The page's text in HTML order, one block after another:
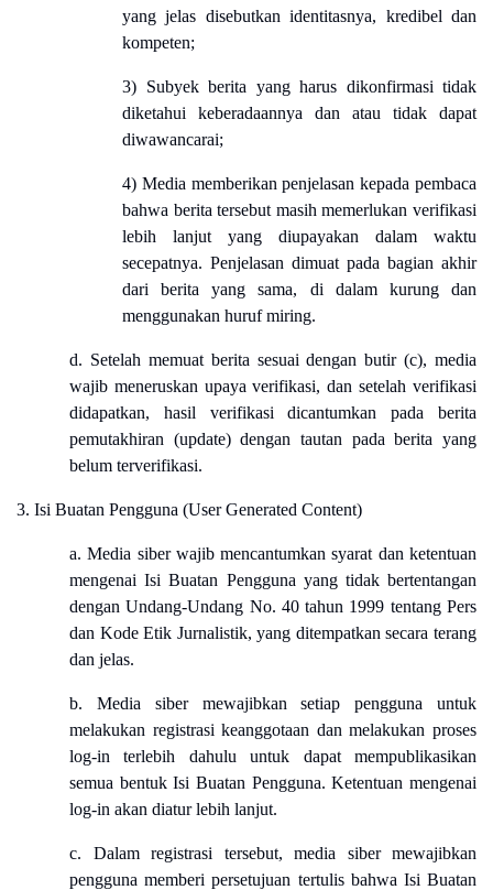
yang jelas disebutkan identitasnya, kredibel dan
kompeten;
3) Subyek berita yang harus dikonfirmasi tidak
diketahui keberadaannya dan atau tidak dapat
diwawancarai;
4) Media memberikan penjelasan kepada pembaca
bahwa berita tersebut masih memerlukan verifikasi
lebih lanjut yang diupayakan dalam waktu
secepatnya. Penjelasan dimuat pada bagian akhir
dari berita yang sama, di dalam kurung dan
menggunakan huruf miring.
d. Setelah memuat berita sesuai dengan butir (c), media
wajib meneruskan upaya verifikasi, dan setelah verifikasi
didapatkan, hasil verifikasi dicantumkan pada berita
pemutakhiran (update) dengan tautan pada berita yang
belum terverifikasi.
3. Isi Buatan Pengguna (User Generated Content)
a. Media siber wajib mencantumkan syarat dan ketentuan
mengenai Isi Buatan Pengguna yang tidak bertentangan
dengan Undang-Undang No. 40 tahun 1999 tentang Pers
dan Kode Etik Jurnalistik, yang ditempatkan secara terang
dan jelas.
b. Media siber mewajibkan setiap pengguna untuk
melakukan registrasi keanggotaan dan melakukan proses
log-in terlebih dahulu untuk dapat mempublikasikan
semua bentuk Isi Buatan Pengguna. Ketentuan mengenai
log-in akan diatur lebih lanjut.
c. Dalam registrasi tersebut, media siber mewajibkan
pengguna memberi persetujuan tertulis bahwa Isi Buatan